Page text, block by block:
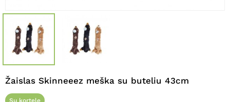
Žaislas Skinneeez meška su buteliu 43cm